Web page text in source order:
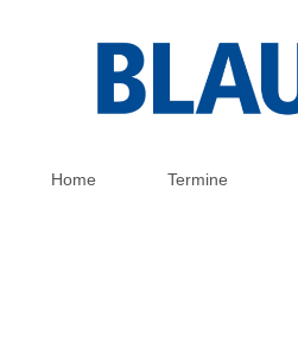
Home Termine